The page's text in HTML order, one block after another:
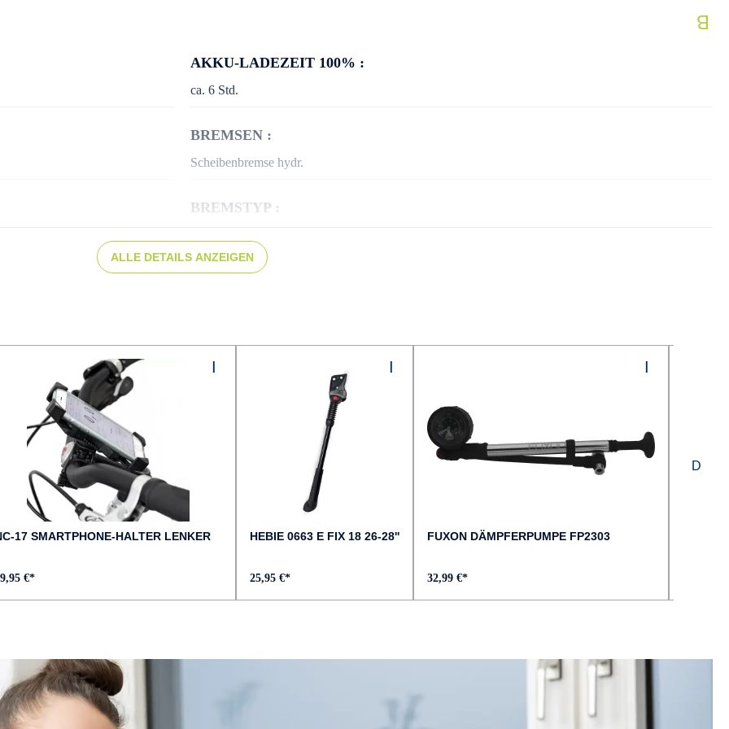
AKKU-LADEZEIT 100% :
ca. 6 Std.
BREMSEN :
Scheibenbremse hydr.
BREMSTYP :
FEDERWEG VORNE :
GÄNGE :
12
ALLE DETAILS ANZEIGEN
17 SMARTPHONE-HALTER LENKER
€*
HEBIE 0663 E FIX 18 26-28''
25,95 €*
FUXON DÄMPFERPUMPE FP2303
32,99 €*